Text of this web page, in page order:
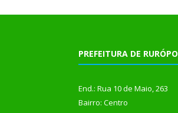
PREFEITURA DE
End.: Rua 10 de Maio, 263
Bairro: Centro